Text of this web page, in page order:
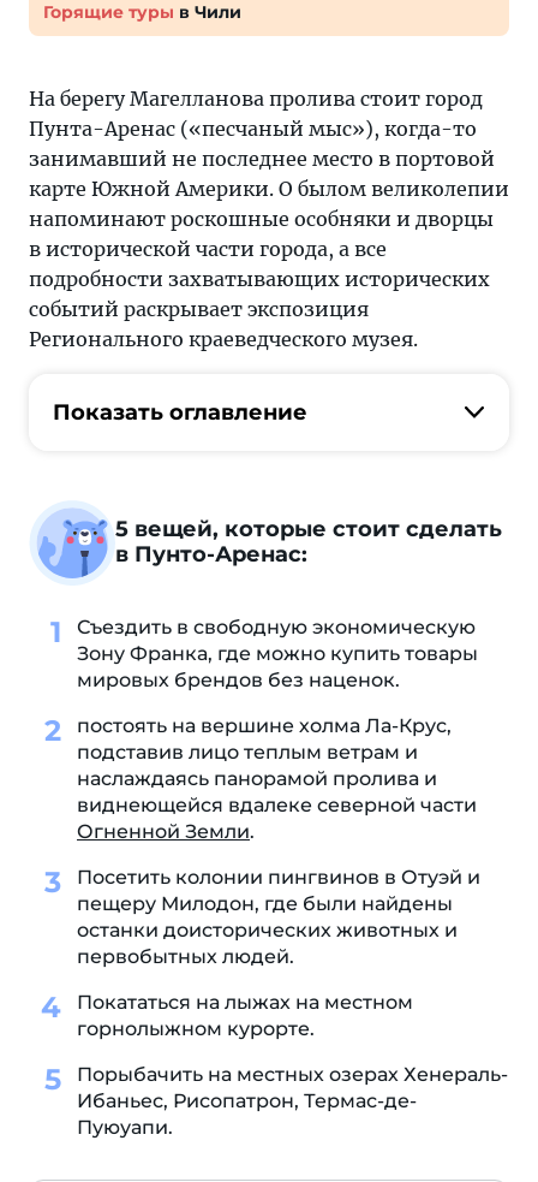
Горящие туры в Чили
На берегу Магелланова пролива стоит город
Пунта-Аренас («песчаный мыс»), когда-то
занимавший не последнее место в портовой
карте Южной Америки. О былом великолепии
напоминают роскошные особняки и дворцы
в исторической части города, а все
подробности захватывающих исторических
событий раскрывает экспозиция
Регионального краеведческого музея.
Показать оглавление
5 вещей, которые стоит сделать
в Пунто-Аренас:
Съездить в свободную экономическую
Зону Франка, где можно купить товары
мировых брендов без наценок.
постоять на вершине холма Ла-Крус,
подставив лицо теплым ветрам и
наслаждаясь панорамой пролива и
виднеющейся вдалеке северной части
Огненной Земли.
Посетить колонии пингвинов в Отуэй и
пещеру Милодон, где были найдены
останки доисторических животных и
первобытных людей.
Покататься на лыжах на местном
горнолыжном курорте.
Порыбачить на местных озерах Хенераль-
Ибаньес, Рисопатрон, Термас-де-
Пуюуапи.